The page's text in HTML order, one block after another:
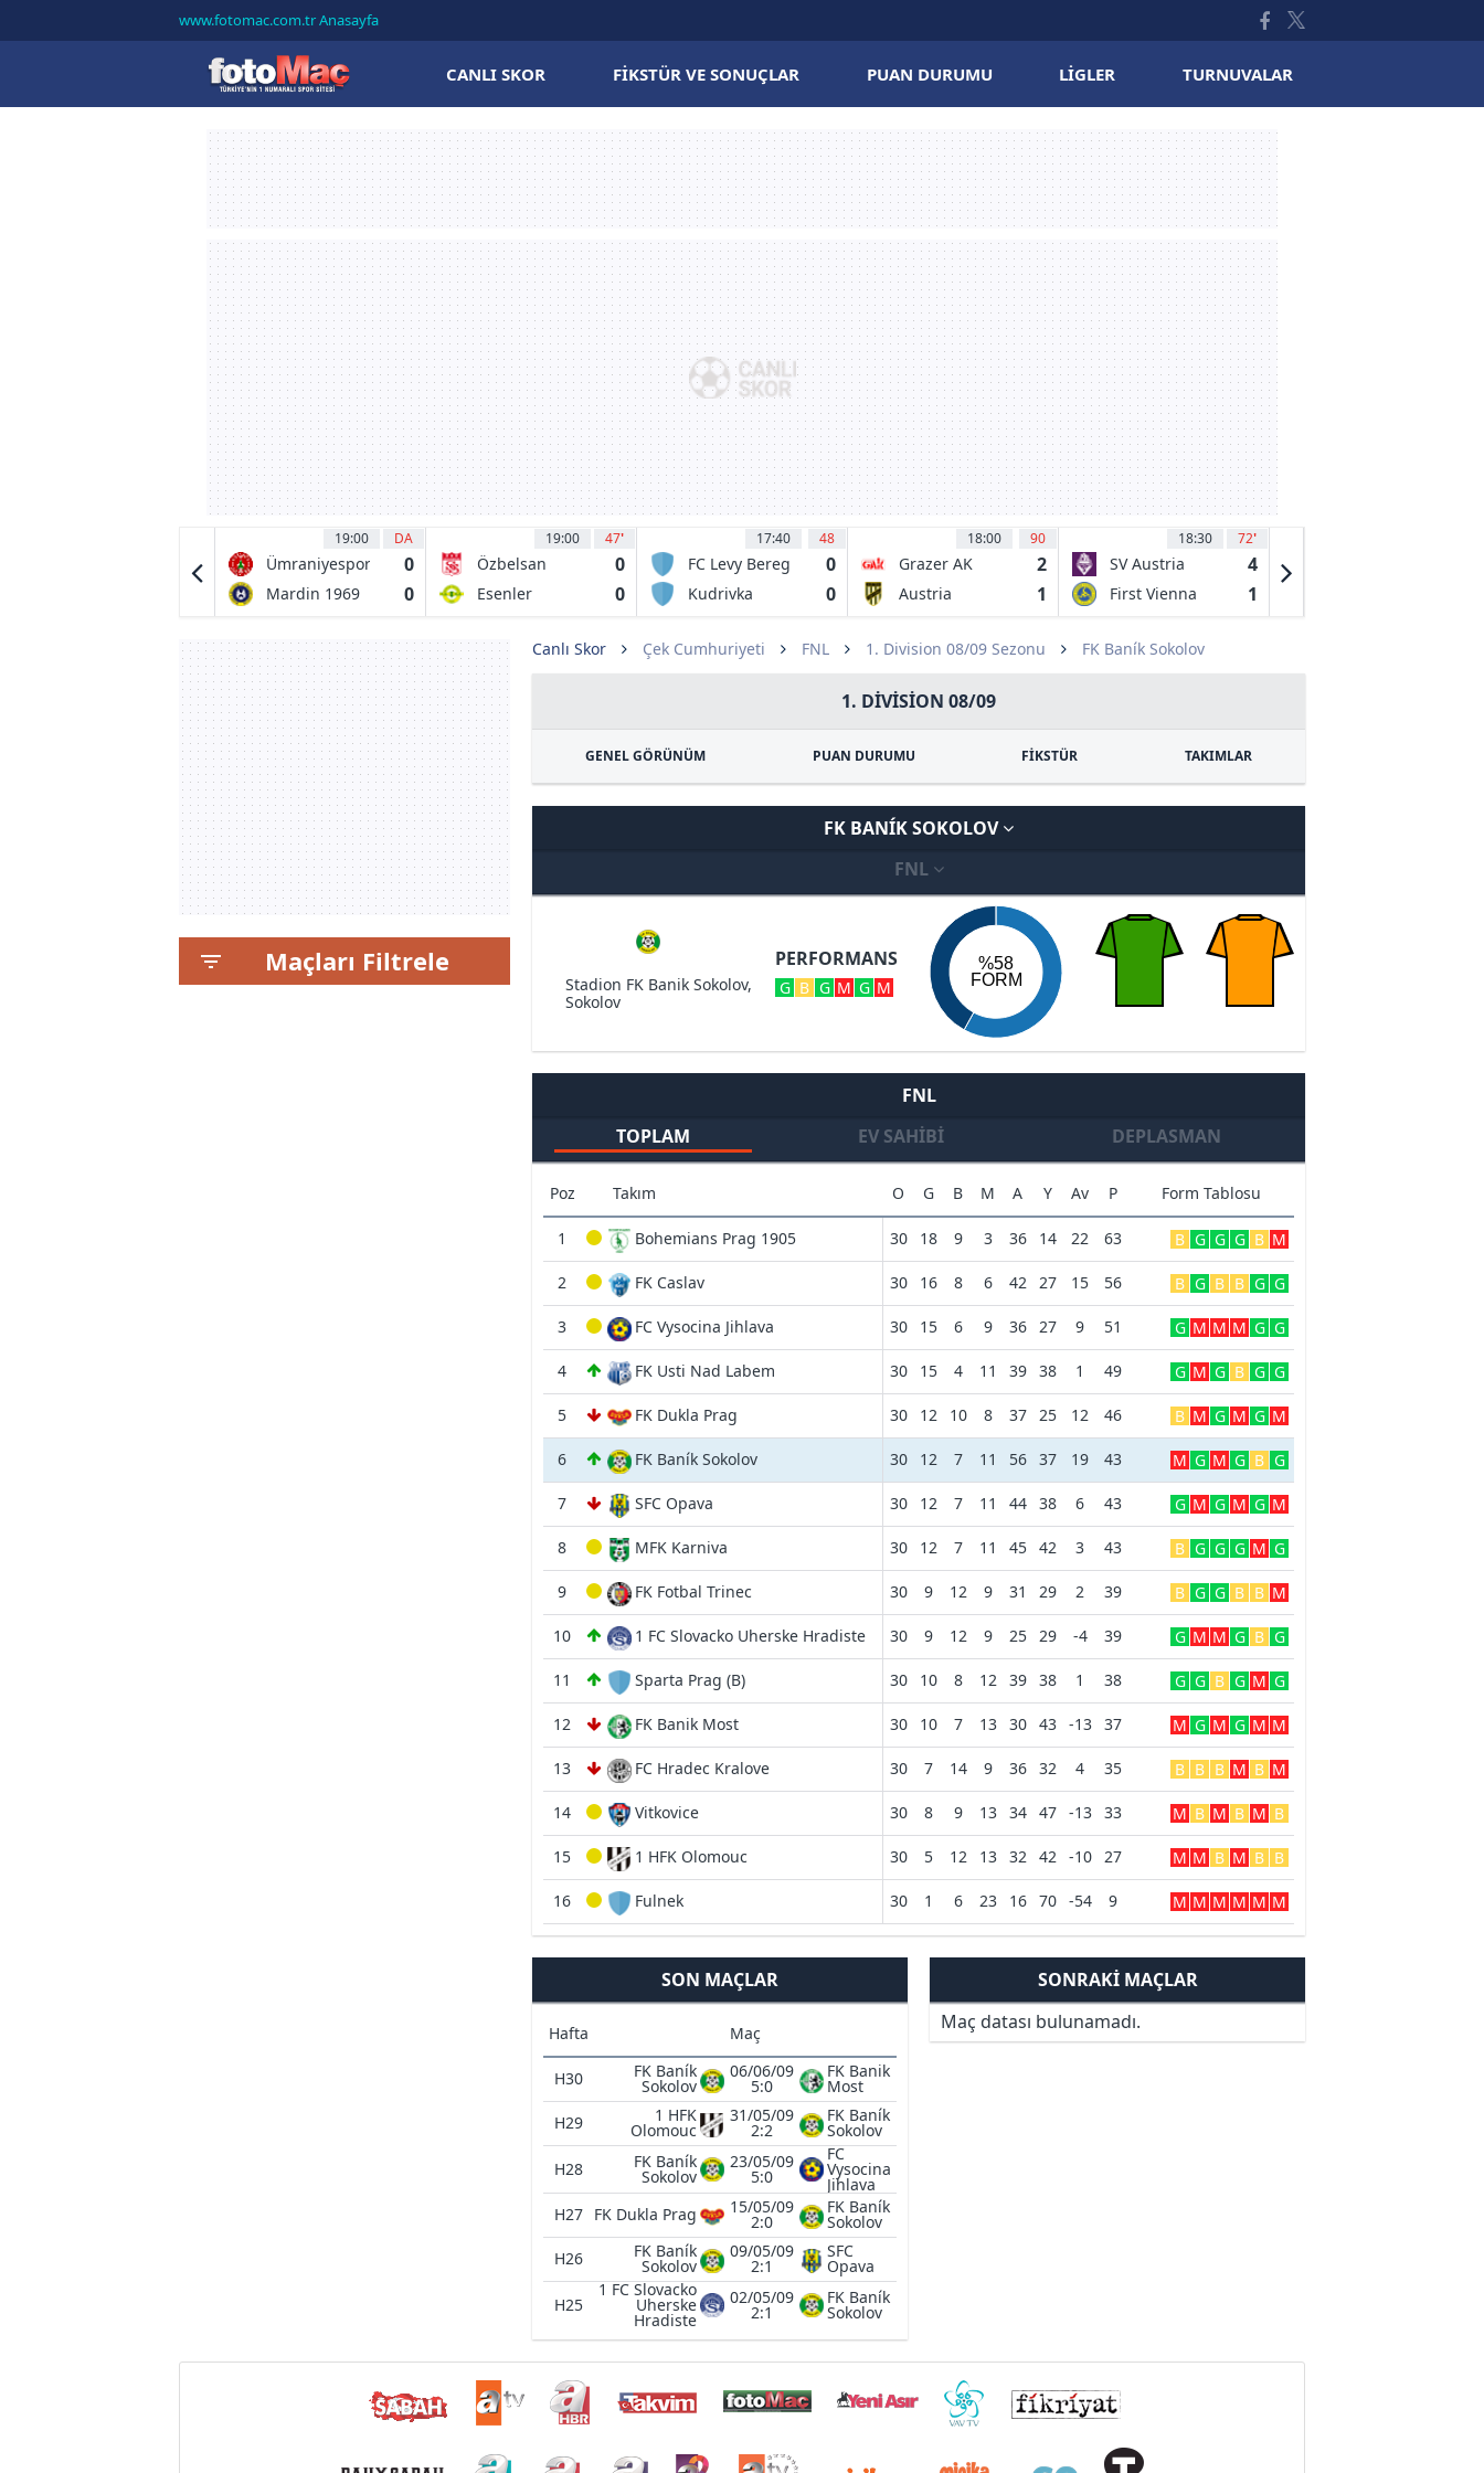
www.fotomac.com.tr Anasayfa
CANLI SKOR FIKSTÜR VE SONUÇLAR PUAN DURUMU LIGLER TURNUVALAR
0
19:00 DA
Ümraniyespor 0
Mardin 1969
0
19:00 47'
Özbelsan
Sivasspor
0
Esenler
0
17:40 48
FC Levy Bereg
Kiev
0
Kudrivka
0
18:00 90
Grazer AK 2
Austria
1
18:30 72'
SV Austria
Salzburg
4
First Vienna 1
Maçları Filtrele
Canlı Skor Çek Cumhuriyeti FNL 1. Division 08/09 Sezonu FK Baník Sokolov
1. DIVISION 08/09
GENEL GÖRÜNÜM PUAN DURUMU FİKSTÜR TAKIMLAR
FK BANÍK SOKOLOV
FNL
Stadion FK Banik Sokolov,
Sokolov
PERFORMANS
G B G M G M
%58
FORM
FNL
TOPLAM
EV SAHIBI DEPLASMAN
Poz Takım O G B M A Y Av P Form Tablosu
1 Bohemians Prag 1905 30 18 9 3 36 14 22 63 B G G G B M
2 FK Caslav 30 16 8 6 42 27 15 56 B G B B G G
3 FC Vysocina Jihlava 30 15 6 9 36 27 9 51 G M M M G G
4 FK Usti Nad Labem 30 15 4 11 39 38 1 49 G M G B G G
5 FK Dukla Prag 30 12 10 8 37 25 12 46 B M G M G M
6 FK Baník Sokolov 30 12 7 11 56 37 19 43 M G M G B G
7 SFC Opava 30 12 7 11 44 38 6 43 G M G M G M
8 MFK Karniva 30 12 7 11 45 42 3 43 B G G G M G
9 FK Fotbal Trinec 30 9 12 9 31 29 2 39 B G G B B M
10 1 FC Slovacko Uherske Hradiste 30 9 12 9 25 29 -4 39 G M M G B G
11 Sparta Prag (B) 30 10 8 12 39 38 1 38 G G B G M G
12 FK Banik Most 30 10 7 13 30 43 -13 37 M G M G M M
13 FC Hradec Kralove 30 7 14 9 36 32 4 35 B B B M B M
14 Vitkovice 30 8 9 13 34 47 -13 33 M B M B M B
15 1 HFK Olomouc 30 5 12 13 32 42 -10 27 M M B M B B
16 Fulnek 30 1 6 23 16 70 -54 9 M M M M M M
SON MAÇLAR
Hafta Maç
H30 FK Baník
Sokolov
06/06/09
5:0
FK Banik
Most
H29
1 HFK
Olomouc
31/05/09
2:2
FK Baník
Sokolov
H28
FK Baník
Sokolov
23/05/09
5:0
FC
Vysocina
Jihlava
H27 FK Dukla Prag 15/05/09
2:0
FK Baník
Sokolov
H26
FK Baník
Sokolov
09/05/09
2:1
SFC
Opava
H25
1 FC Slovacko
Uherske
Hradiste
02/05/09
2:1
FK Baník
Sokolov
SONRAKI MAÇLAR
Maç datası bulunamadı.